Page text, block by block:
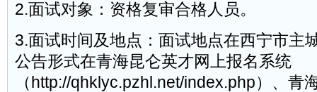
2.面试对象：资格复审合格人员。
3.面试时间及地点：面试地点在西宁市主
公告形式在青海昆仑英才网上报名系统
（http://qhklyc.pzhl.net/index.php）、青